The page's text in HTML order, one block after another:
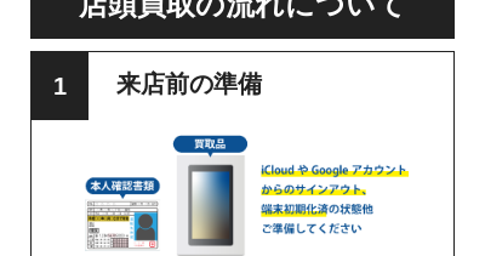
来店前の準備